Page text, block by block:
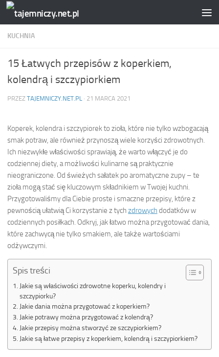
Przejdź do treści
KUCHNIA
15 Łatwych przepisów z koperkiem,
kolendrą i szczypiorkiem
PRZEZ TAJEMNICZY.NET.PL · 21 MARCA 2021
Koperek, kolendra i szczypiorek to zioła, które nie tylko wzbogacają
smak potraw, ale również przynoszą wiele korzyści zdrowotnych.
Ich niezwykłe właściwości sprawiają, że warto włączyć je do
codziennej diety, a możliwości kulinarne są praktycznie
nieograniczone. Od świeżych sałatek po aromatyczne zupy – te
zioła mogą stać się kluczowym składnikiem w Twojej kuchni.
Przygotowaliśmy dla Ciebie proste i smaczne przepisy, które z
pewnością ułatwią Ci korzystanie z tych zdrowych dodatków w
codziennych posiłkach. Odkryj, jak łatwo można przygotować dania,
które zachwycą nie tylko smakiem, ale także wartościami
odżywczymi.
Spis treści
Jakie są właściwości zdrowotne koperku, kolendry i
szczypiorku?
Jakie dania można przygotować z koperkiem?
Jakie potrawy można przygotować z kolendrą?
Jakie przepisy można stworzyć ze szczypiorkiem?
Jakie są łatwe przepisy z koperkiem, kolendrą i szczypiorkiem?